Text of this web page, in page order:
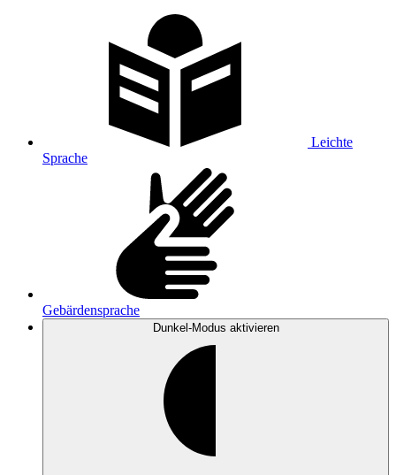
Leichte
Sprache
Gebärdensprache
Dunkel-Modus aktivieren